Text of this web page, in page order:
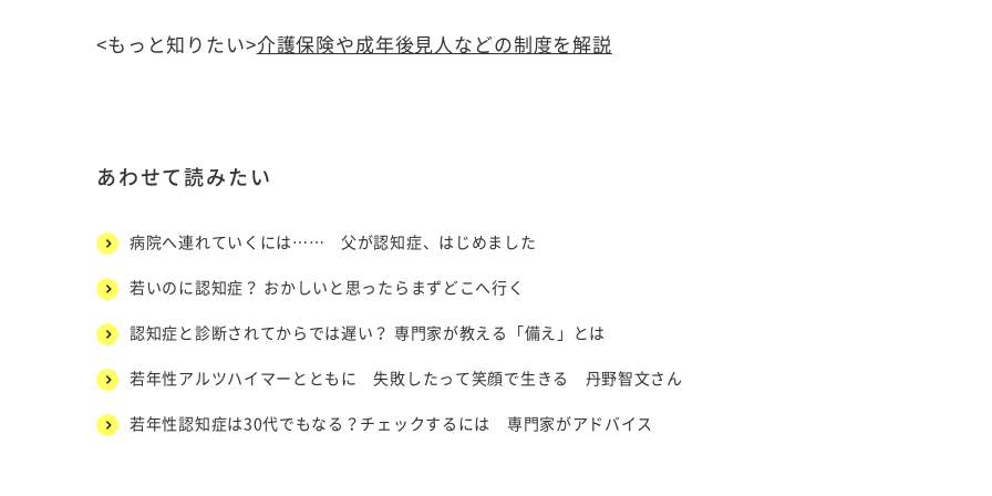
<もっと知りたい>介護保険や成年後見人などの制度を解説
あわせて読みたい
病院へ連れていくには…… 父が認知症、はじめました
若いのに認知症？ おかしいと思ったらまずどこへ行く
認知症と診断されてからでは遅い？ 専門家が教える「備え」とは
若年性アルツハイマーとともに 失敗したって笑顔で生きる 丹野智文さん
若年性認知症は30代でもなる？チェックするには 専門家がアドバイス